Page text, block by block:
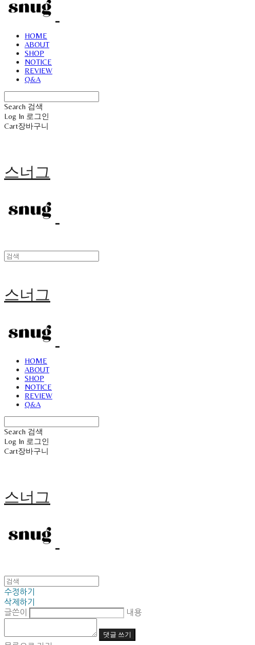
HOME
ABOUT
SHOP
NOTICE
REVIEW
Q&A
Search 검색
Log In 로그인
Cart장바구니
스너그
스너그
HOME
ABOUT
SHOP
NOTICE
REVIEW
Q&A
Search 검색
Log In 로그인
Cart장바구니
스너그
수정하기
삭제하기
글쓴이
내용
댓글 쓰기